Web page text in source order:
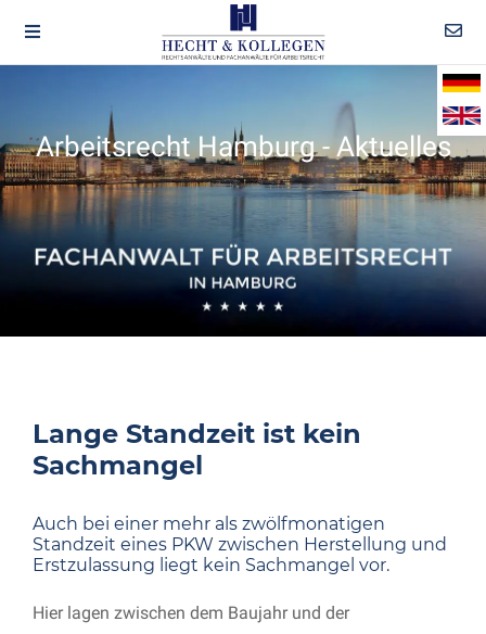
Arbeitsrecht Hamburg - Aktuelles
Lange Standzeit ist kein
Sachmangel
Auch bei einer mehr als zwölfmonatigen
Standzeit eines PKW zwischen Herstellung und
Erstzulassung liegt kein Sachmangel vor.
Hier lagen zwischen dem Baujahr und der